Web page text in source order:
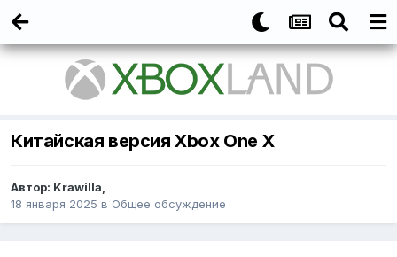
Китайская версия Xbox One X
Автор: Krawilla,
18 января 2025 в Общее обсуждение